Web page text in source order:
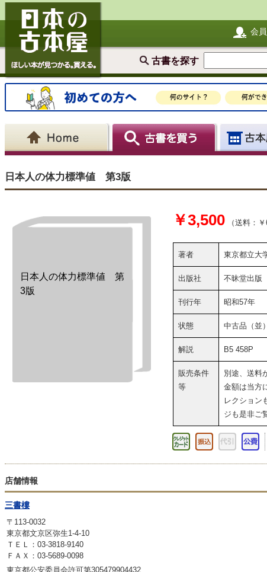
会
古書を探す
日本人の体力標準値 第3版
日本人の体力標準値 第
3版
￥3,500 （送料：￥
著者 東京都立大
出版社 不昧堂出版
刊行年 昭和57年
状態 中古品（並）
解説 B5 458P
販売条件
等
別途、送料
金額は当方
レクション
ジも是非ご
店舗情報
三書樓
〒113-0032
東京都文京区弥生1-4-10
ＴＥＬ：03-3818-9140
ＦＡＸ：03-5689-0098
東京都公安委員会許可第305479904432